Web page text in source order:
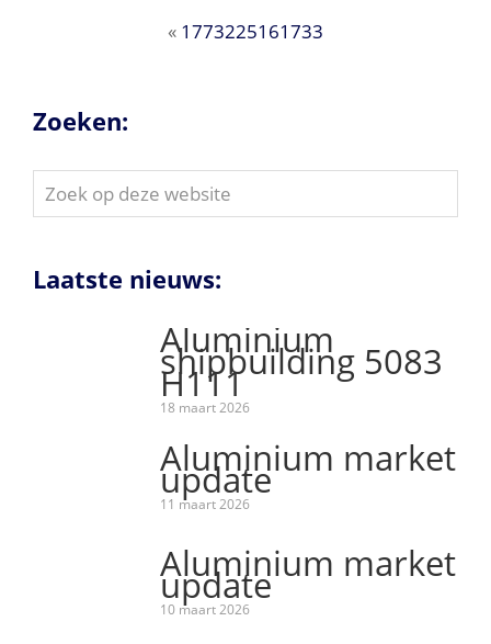
« 1773225161733
Zoeken:
Zoek
op
website
Laatste nieuws:
Aluminium
shipbuilding 5083
H111
18 maart 2026
Aluminium market
update
11 maart 2026
Aluminium market
update
10 maart 2026